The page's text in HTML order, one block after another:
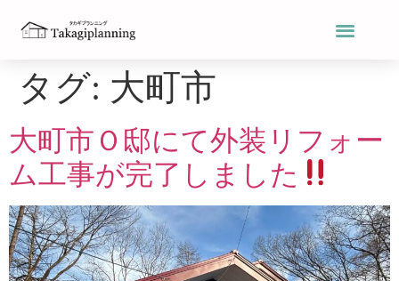
タグ: 大町市
大町市Ｏ邸にて外装リフォー
ム工事が完了しました